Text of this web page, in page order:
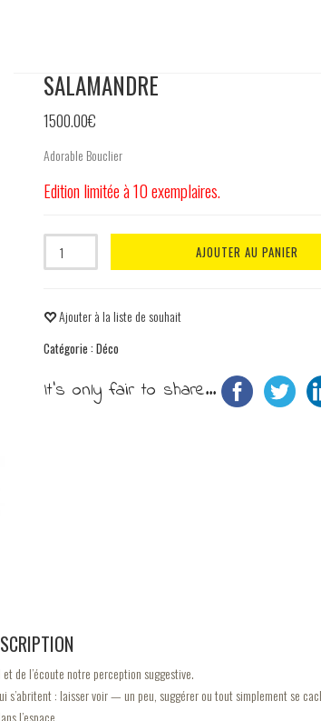
SALAMANDRE
1500.00€
Adorable Bouclier
Edition limitée à 10 exemplaires.
Quantité AJOUTER AU PANIER
Ajouter à la liste de souhait
Catégorie : Déco
It's only fair to share...
de l’écoute notre perception suggestive.
s’abritent : laisser voir — un peu, suggérer ou tout simplement se
l’espace.